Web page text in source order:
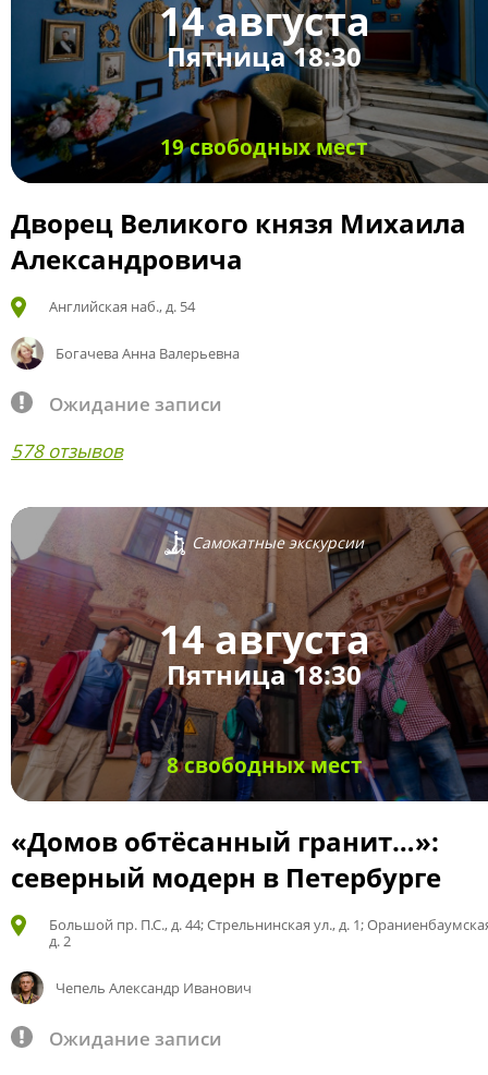
14 августа
Пятница 18:30
19 свободных мест
Дворец Великого князя Михаила
Александровича
Английская наб., д. 54
Богачева Анна Валерьевна
Ожидание записи
578 отзывов
Самокатные экскурсии
14 августа
Пятница 18:30
8 свободных мест
«Домов обтёсанный гранит…»:
северный модерн в Петербурге
Большой пр. П.С., д. 44; Стрельнинская ул., д. 1;
д. 2
Чепель Александр Иванович
Ожидание записи